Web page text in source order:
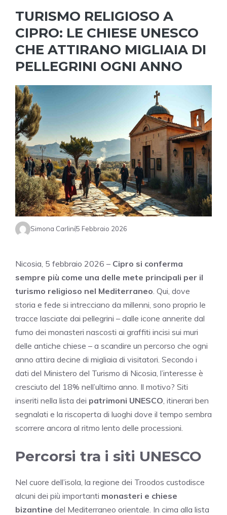
TURISMO RELIGIOSO A
CIPRO: LE CHIESE UNESCO
CHE ATTIRANO MIGLIAIA DI
PELLEGRINI OGNI ANNO
Simona Carlini5 Febbraio 2026
Nicosia, 5 febbraio 2026 – Cipro si conferma
sempre più come una delle mete principali per il
turismo religioso nel Mediterraneo . Qui, dove
storia e fede si intrecciano da millenni, sono proprio le
tracce lasciate dai pellegrini – dalle icone annerite dal
fumo dei monasteri nascosti ai graffiti incisi sui muri
delle antiche chiese – a scandire un percorso che ogni
anno attira decine di migliaia di visitatori. Secondo i
dati del Ministero del Turismo di Nicosia, l’interesse è
cresciuto del 18% nell’ultimo anno. Il motivo? Siti
inseriti nella lista dei patrimoni UNESCO , itinerari ben
segnalati e la riscoperta di luoghi dove il tempo sembra
scorrere ancora al ritmo lento delle processioni.
Percorsi tra i siti UNESCO
Nel cuore dell’isola, la regione dei Troodos custodisce
alcuni dei più importanti monasteri e chiese
bizantine del Mediterraneo orientale. In cima alla lista